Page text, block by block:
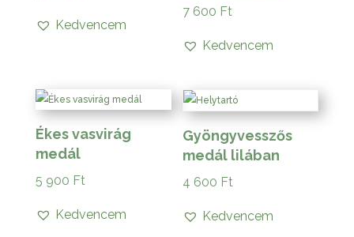
Kedvencem
7 600 Ft
Kedvencem
Ékes vasvirág
medál
5 900 Ft
Kedvencem
Gyöngyvesszős
medál lilában
4 600 Ft
Kedvencem